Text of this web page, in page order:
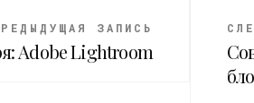
ЗАПИСЬ
Adobe Lightroom